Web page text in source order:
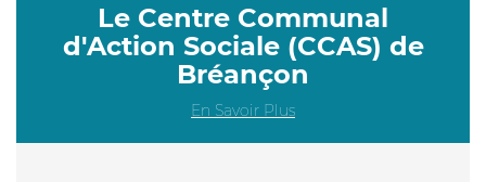
Le Centre Communal
d'Action Sociale (CCAS) de
Bréançon
En Savoir Plus